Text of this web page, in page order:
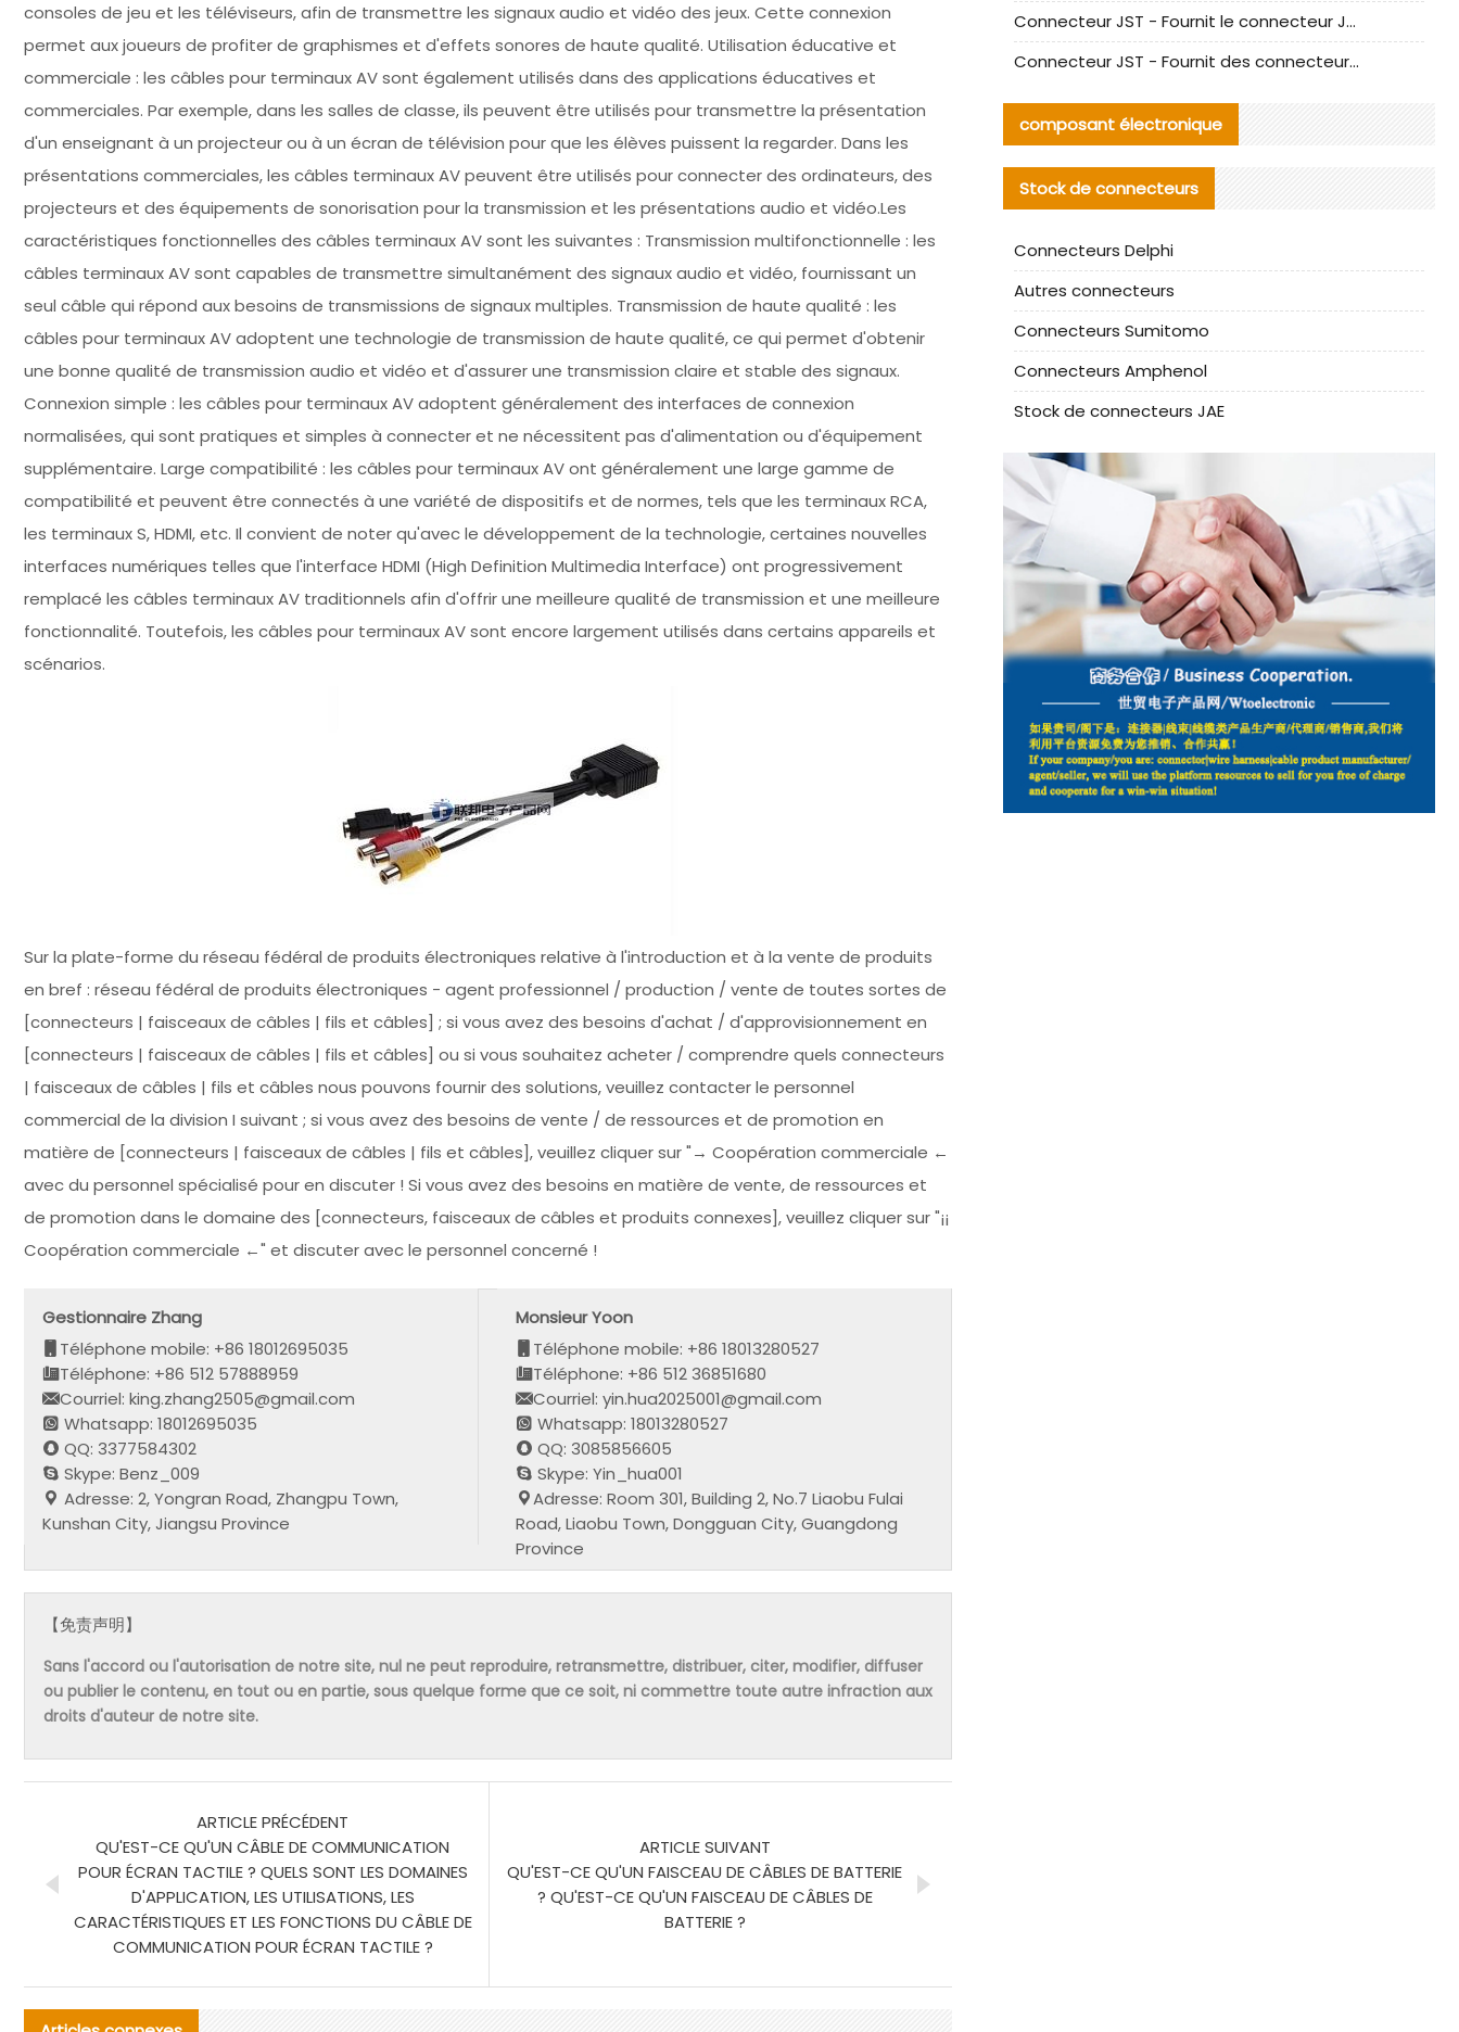
consoles de jeu et les téléviseurs, afin de transmettre les signaux audio et vidéo des jeux. Cette connexion
permet aux joueurs de profiter de graphismes et d'effets sonores de haute qualité. Utilisation éducative et
commerciale : les câbles pour terminaux AV sont également utilisés dans des applications éducatives et
commerciales. Par exemple, dans les salles de classe, ils peuvent être utilisés pour transmettre la présentation
d'un enseignant à un projecteur ou à un écran de télévision pour que les élèves puissent la regarder. Dans les
présentations commerciales, les câbles terminaux AV peuvent être utilisés pour connecter des ordinateurs, des
projecteurs et des équipements de sonorisation pour la transmission et les présentations audio et vidéo.Les
caractéristiques fonctionnelles des câbles terminaux AV sont les suivantes : Transmission multifonctionnelle : les
câbles terminaux AV sont capables de transmettre simultanément des signaux audio et vidéo, fournissant un
seul câble qui répond aux besoins de transmissions de signaux multiples. Transmission de haute qualité : les
câbles pour terminaux AV adoptent une technologie de transmission de haute qualité, ce qui permet d'obtenir
une bonne qualité de transmission audio et vidéo et d'assurer une transmission claire et stable des signaux.
Connexion simple : les câbles pour terminaux AV adoptent généralement des interfaces de connexion
normalisées, qui sont pratiques et simples à connecter et ne nécessitent pas d'alimentation ou d'équipement
supplémentaire. Large compatibilité : les câbles pour terminaux AV ont généralement une large gamme de
compatibilité et peuvent être connectés à une variété de dispositifs et de normes, tels que les terminaux RCA,
les terminaux S, HDMI, etc. Il convient de noter qu'avec le développement de la technologie, certaines nouvelles
interfaces numériques telles que l'interface HDMI (High Definition Multimedia Interface) ont progressivement
remplacé les câbles terminaux AV traditionnels afin d'offrir une meilleure qualité de transmission et une meilleure
fonctionnalité. Toutefois, les câbles pour terminaux AV sont encore largement utilisés dans certains appareils et
scénarios.
Sur la plate-forme du réseau fédéral de produits électroniques relative à l'introduction et à la vente de produits
en bref : réseau fédéral de produits électroniques - agent professionnel / production / vente de toutes sortes de
[connecteurs | faisceaux de câbles | fils et câbles] ; si vous avez des besoins d'achat / d'approvisionnement en
[connecteurs | faisceaux de câbles | fils et câbles] ou si vous souhaitez acheter / comprendre quels connecteurs
| faisceaux de câbles | fils et câbles nous pouvons fournir des solutions, veuillez contacter le personnel
commercial de la division I suivant ; si vous avez des besoins de vente / de ressources et de promotion en
matière de [connecteurs | faisceaux de câbles | fils et câbles], veuillez cliquer sur "→ Coopération commerciale ←
avec du personnel spécialisé pour en discuter ! Si vous avez des besoins en matière de vente, de ressources et
de promotion dans le domaine des [connecteurs, faisceaux de câbles et produits connexes], veuillez cliquer sur "¡¡
Coopération commerciale ←" et discuter avec le personnel concerné !
Gestionnaire Zhang
Téléphone mobile: +86 18012695035
Téléphone: +86 512 57888959
Courriel: king.zhang2505@gmail.com
Whatsapp: 18012695035
QQ: 3377584302
Skype: Benz_009
Adresse: 2, Yongran Road, Zhangpu Town,
Kunshan City, Jiangsu Province
Monsieur Yoon
Téléphone mobile: +86 18013280527
Téléphone: +86 512 36851680
Courriel: yin.hua2025001@gmail.com
Whatsapp: 18013280527
QQ: 3085856605
Skype: Yin_hua001
Adresse: Room 301, Building 2, No.7 Liaobu Fulai
Road, Liaobu Town, Dongguan City, Guangdong
Province
【免责声明】
Sans l'accord ou l'autorisation de notre site, nul ne peut reproduire, retransmettre, distribuer, citer, modifier, diffuser
ou publier le contenu, en tout ou en partie, sous quelque forme que ce soit, ni commettre toute autre infraction aux
droits d'auteur de notre site.
ARTICLE PRÉCÉDENT
QU'EST-CE QU'UN CÂBLE DE COMMUNICATION
POUR ÉCRAN TACTILE ? QUELS SONT LES DOMAINES
D'APPLICATION, LES UTILISATIONS, LES
CARACTÉRISTIQUES ET LES FONCTIONS DU CÂBLE DE
COMMUNICATION POUR ÉCRAN TACTILE ?
ARTICLE SUIVANT
QU'EST-CE QU'UN FAISCEAU DE CÂBLES DE BATTERIE
? QU'EST-CE QU'UN FAISCEAU DE CÂBLES DE
BATTERIE ?
Connecteur JST - Fournit le connecteur JST NSHR-02V-S original | Équivalent
Connecteur JST - Fournit des connecteurs JST GHR-09V-S authentiques et des produits de remplacement|
composant électronique
Stock de connecteurs
Connecteurs Delphi
Autres connecteurs
Connecteurs Sumitomo
Connecteurs Amphenol
Stock de connecteurs JAE